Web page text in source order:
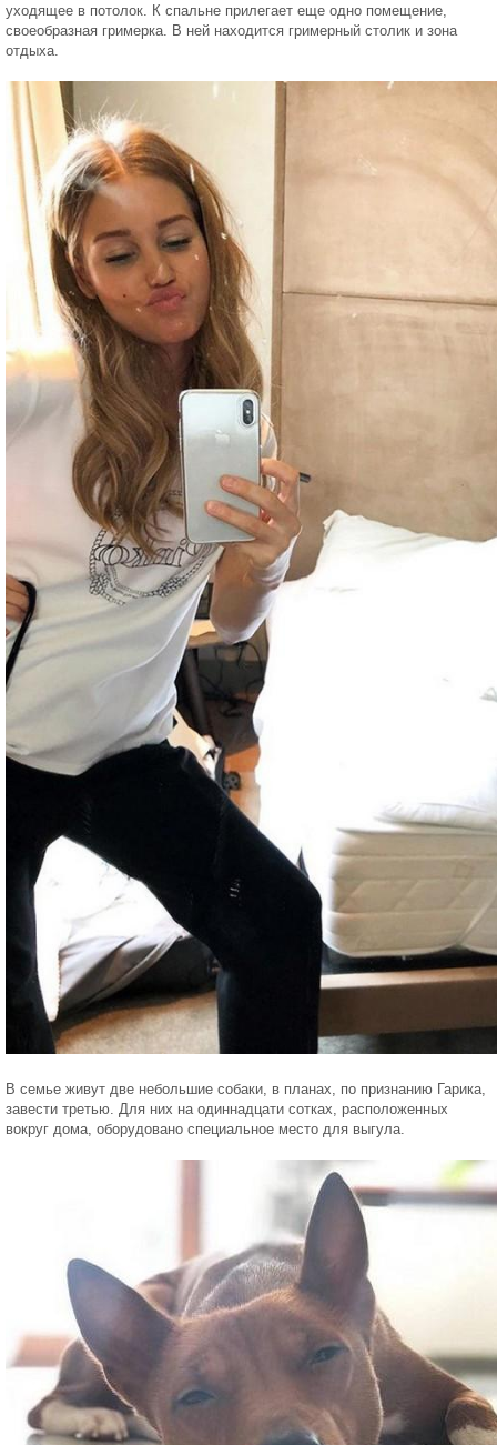
уходящее в потолок. К спальне прилегает еще одно помещение,
своеобразная гримерка. В ней находится гримерный столик и зона
отдыха.
В семье живут две небольшие собаки, в планах, по признанию Гарика,
завести третью. Для них на одиннадцати сотках, расположенных
вокруг дома, оборудовано специальное место для выгула.